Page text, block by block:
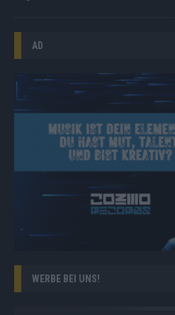
AD
WERBE BEI UNS!